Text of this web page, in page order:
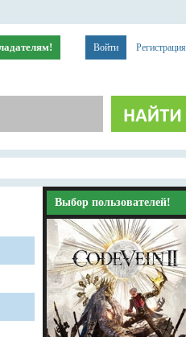
Войти Регистрация
Выбор пользователей!